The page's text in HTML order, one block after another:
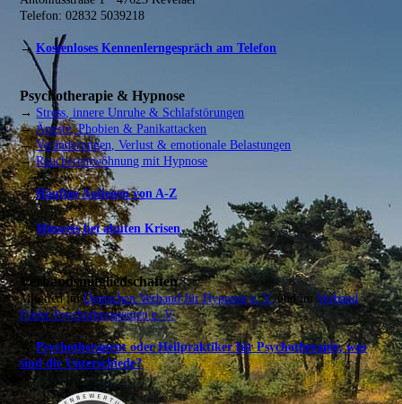
Telefon: 02832 5039218
→Kostenloses Kennenlerngespräch am Telefon
Psychotherapie & Hypnose
→ Stress, innere Unruhe & Schlafstörungen
→Ängste, Phobien & Panikattacken
→Veränderungen, Verlust & emotionale Belastungen
→Raucherentwöhnung mit Hypnose
→Häufige Anliegen von A-Z
⚠️Hinweis bei akuten Krisen
Verbandsmitgliedschaften
Mitglied imDeutschen Verband für Hypnose e. V.und imVerband
Freier Psychotherapeuten e. V.
→Psychotherapeut oder Heilpraktiker für Psychotherapie, was
sind die Unterschiede?